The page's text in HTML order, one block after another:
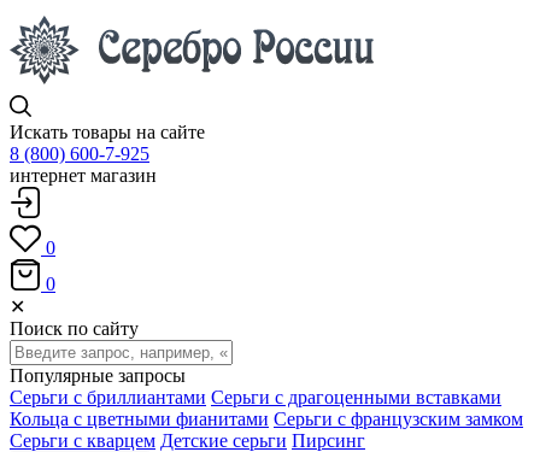
Искать товары на сайте
8 (800) 600-7-925
интернет магазин
0
0
✕
Поиск по сайту
Популярные запросы
Серьги с бриллиантами Серьги с драгоценными вставками
Кольца с цветными фианитами Серьги с французским замком
Серьги с кварцем Детские серьги Пирсинг